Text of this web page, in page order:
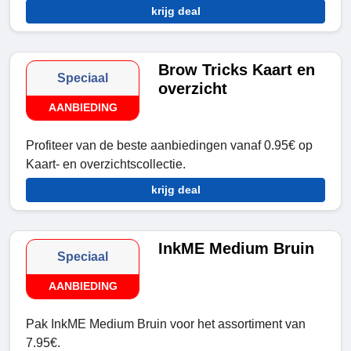
krijg deal
Speciaal
AANBIEDING
Brow Tricks Kaart en
overzicht
Profiteer van de beste aanbiedingen vanaf 0.95€ op
Kaart- en overzichtscollectie.
krijg deal
Speciaal
AANBIEDING
InkME Medium Bruin
Pak InkME Medium Bruin voor het assortiment van
7.95€.